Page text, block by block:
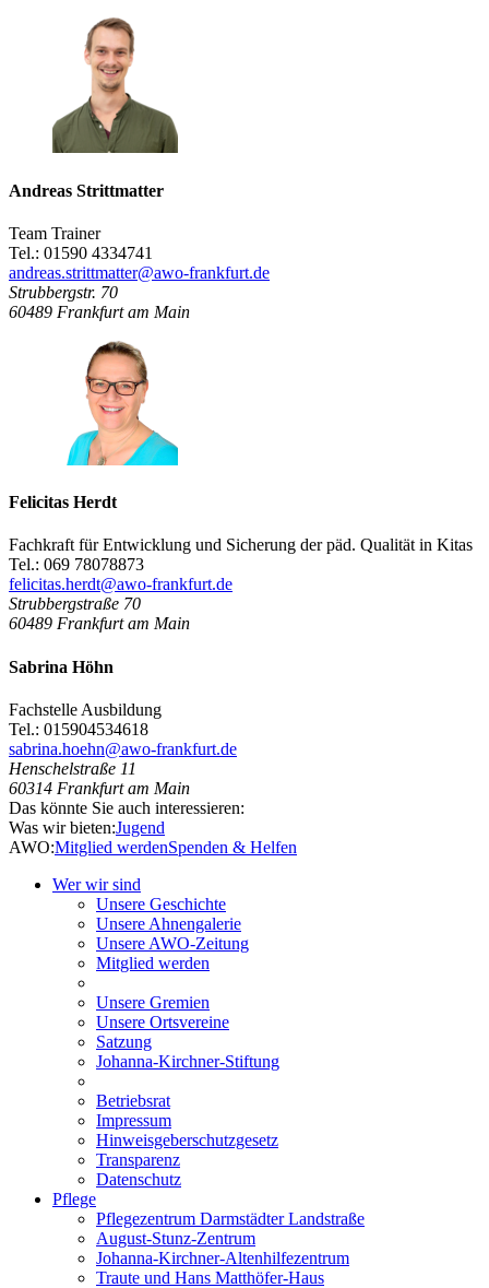
Andreas Strittmatter
Team Trainer
Tel.: 01590 4334741
andreas.strittmatter@awo-frankfurt.de
Strubbergstr. 70
60489 Frankfurt am Main
Felicitas Herdt
Fachkraft für Entwicklung und Sicherung der päd. Qualität in Kitas
Tel.: 069 78078873
felicitas.herdt@awo-frankfurt.de
Strubbergstraße 70
60489 Frankfurt am Main
Sabrina Höhn
Fachstelle Ausbildung
Tel.: 015904534618
sabrina.hoehn@awo-frankfurt.de
Henschelstraße 11
60314 Frankfurt am Main
Das könnte Sie auch interessieren:
Was wir bieten:Jugend
AWO:Mitglied werdenSpenden & Helfen
Wer wir sind
Unsere Geschichte
Unsere Ahnengalerie
Unsere AWO-Zeitung
Mitglied werden
Unsere Gremien
Unsere Ortsvereine
Satzung
Johanna-Kirchner-Stiftung
Betriebsrat
Impressum
Hinweisgeberschutzgesetz
Transparenz
Datenschutz
Pflege
Pflegezentrum Darmstädter Landstraße
August-Stunz-Zentrum
Johanna-Kirchner-Altenhilfezentrum
Traute und Hans Matthöfer-Haus